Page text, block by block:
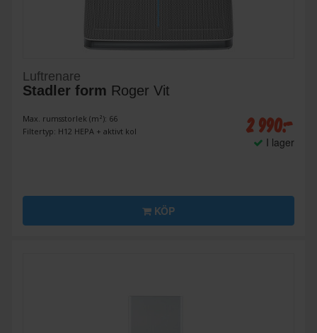
Luftrenare
Stadler form Roger Vit
Max. rumsstorlek (m²): 66
Filtertyp: H12 HEPA + aktivt kol
2 990:-
I lager
KÖP